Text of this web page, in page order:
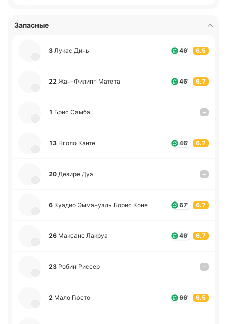
Запасные
3 Лукас Динь 46' 6.5
22 Жа­н-Фи­липп Матета 46' 6.7
1 Брис Самба –
13 Нголо Канте 46' 6.7
20 Дезире Дуэ –
6 Куадио Эмма­нуэль Борис Коне 67' 6.7
26 Ма­ксанс Лакруа 46' 6.7
23 Робин Риссер –
2 Мало Гюсто 66' 6.5